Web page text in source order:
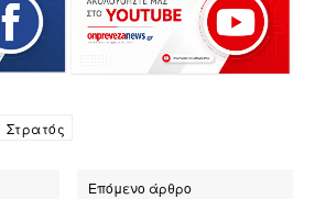
Στρατός
Επόμενο άρθρο